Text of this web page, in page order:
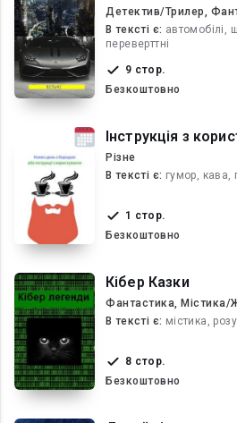
Детектив/Трилер,
В текcті є: автомобілі,
переверттні
9 стор.
Безкоштовно
Інструкція з
Різне
В текcті є: гумор, кава,
1 стор.
Безкоштовно
Кібер Казки
Фантастика, Містика/
В текcті є: містика,
8 стор.
Безкоштовно